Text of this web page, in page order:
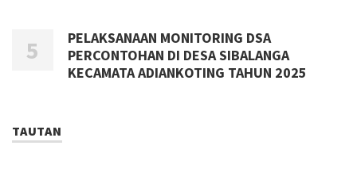
PELAKSANAAN MONITORING DSA
PERCONTOHAN DI DESA SIBALANGA
KECAMATA ADIANKOTING TAHUN 2025
TAUTAN